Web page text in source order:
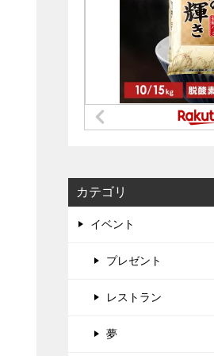
カテゴリ
イベント
プレゼント
レストラン
夢